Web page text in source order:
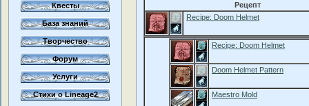
Квесты
База знаний
Творчество
Форум
Услуги
Стихи о Lineage2
Рецепт
Recipe: Doom Helmet
Recipe: Doom Helmet
Doom Helmet Pattern
Maestro Mold